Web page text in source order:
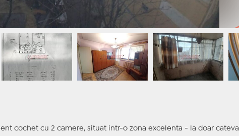
cochet cu 2 camere, situat intr-o zona excelenta - la doar cateva